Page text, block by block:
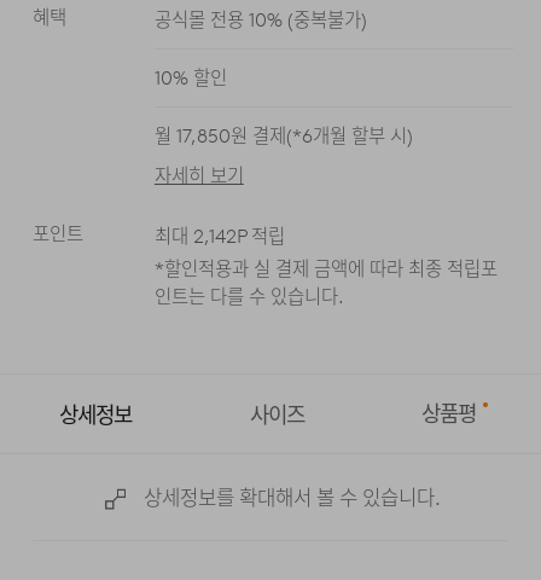
혜택 공식몰 전용 10%(중복불가)
10% 할인
월 17,850원 결제(*6개월 할부 시)
자세히 보기
포인트 최대 2,142P 적립
*할인적용과 실 결제 금액에 따라 최종 적립포
인트는 다를 수 있습니다.
상세정보 사이즈 상품평
상세정보를 확대해서 볼 수 있습니다.